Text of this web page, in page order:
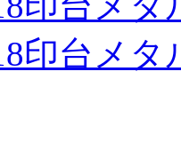
印台メタ